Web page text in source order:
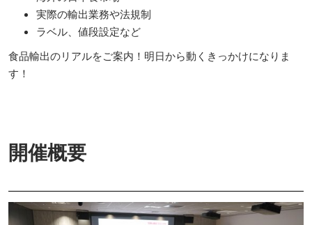
実際の輸出業務や法規制
ラベル、値段設定など
食品輸出のリアルをご案内！明日から動くきっかけになりま
す！
開催概要